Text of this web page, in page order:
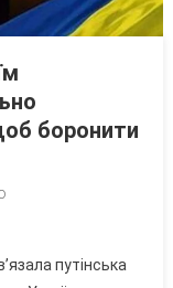
боронити
путінська